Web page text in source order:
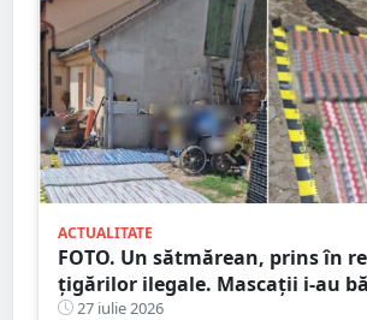
ACTUALITATE
FOTO. Un sătmărean, prins în
țigărilor ilegale. Mascații i-au
27 iulie 2026